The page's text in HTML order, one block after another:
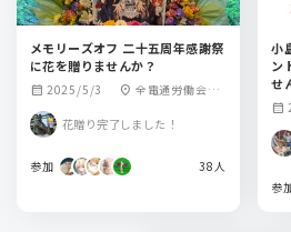
メモリーズオフ 二十五周年感謝祭
に花を贈りませんか？
calendar_month 2025/5/3 location_on 全電通労働会館
花贈り完了しました！
参加 38人
小
ン
せ
calendar_month
参